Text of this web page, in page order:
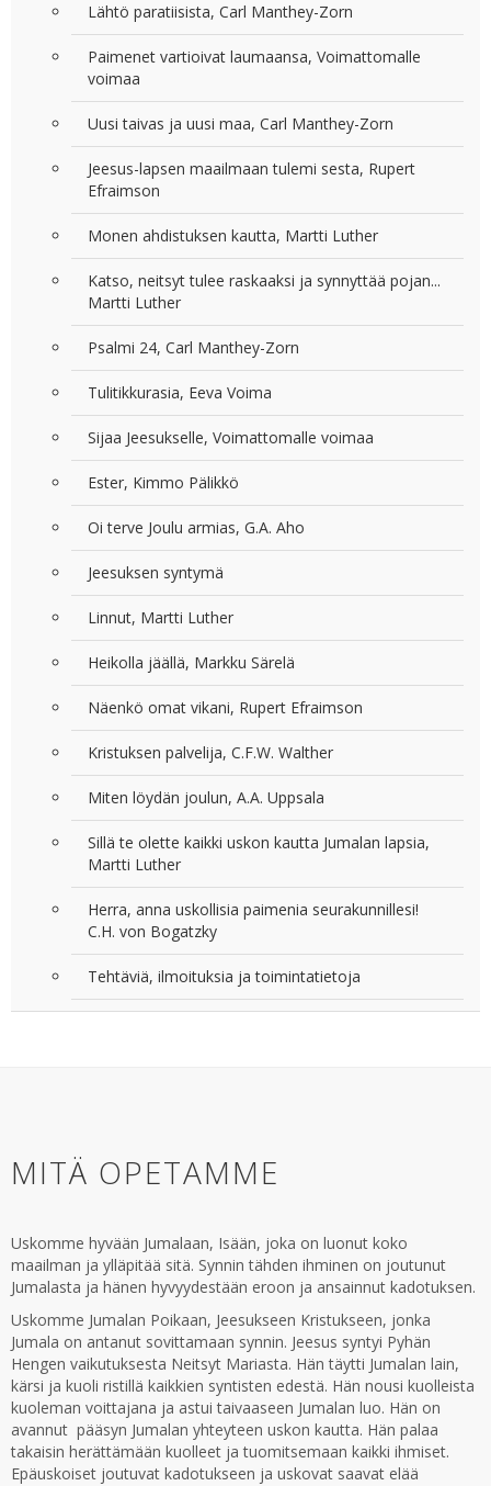
Lähtö paratiisista, Carl Manthey-Zorn
Paimenet vartioivat laumaansa, Voimattomalle
voimaa
Uusi taivas ja uusi maa, Carl Manthey-Zorn
Jeesus-lapsen maailmaan tulemi sesta, Rupert
Efraimson
Monen ahdistuksen kautta, Martti Luther
Katso, neitsyt tulee raskaaksi ja synnyttää pojan...
Martti Luther
Psalmi 24, Carl Manthey-Zorn
Tulitikkurasia, Eeva Voima
Sijaa Jeesukselle, Voimattomalle voimaa
Ester, Kimmo Pälikkö
Oi terve Joulu armias, G.A. Aho
Jeesuksen syntymä
Linnut, Martti Luther
Heikolla jäällä, Markku Särelä
Näenkö omat vikani, Rupert Efraimson
Kristuksen palvelija, C.F.W. Walther
Miten löydän joulun, A.A. Uppsala
Sillä te olette kaikki uskon kautta Jumalan lapsia,
Martti Luther
Herra, anna uskollisia paimenia seurakunnillesi!
C.H. von Bogatzky
Tehtäviä, ilmoituksia ja toimintatietoja
MITÄ OPETAMME
Uskomme hyvään Jumalaan, Isään, joka on luonut koko
maailman ja ylläpitää sitä. Synnin tähden ihminen on joutunut
Jumalasta ja hänen hyvyydestään eroon ja ansainnut kadotuksen.
Uskomme Jumalan Poikaan, Jeesukseen Kristukseen, jonka
Jumala on antanut sovittamaan synnin. Jeesus syntyi Pyhän
Hengen vaikutuksesta Neitsyt Mariasta. Hän täytti Jumalan lain,
kärsi ja kuoli ristillä kaikkien syntisten edestä. Hän nousi kuolleista
kuoleman voittajana ja astui taivaaseen Jumalan luo. Hän on
avannut pääsyn Jumalan yhteyteen uskon kautta. Hän palaa
takaisin herättämään kuolleet ja tuomitsemaan kaikki ihmiset.
Epäuskoiset joutuvat kadotukseen ja uskovat saavat elää